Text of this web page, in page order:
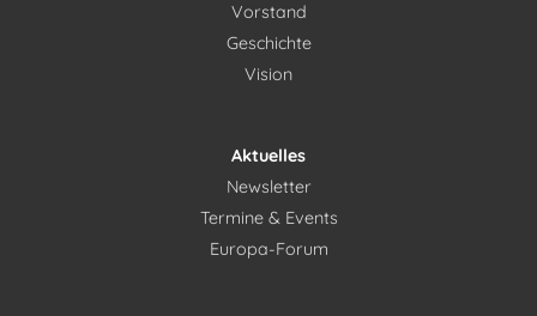
Vorstand
Geschichte
Vision
Aktuelles
Newsletter
Termine & Events
Europa-Forum